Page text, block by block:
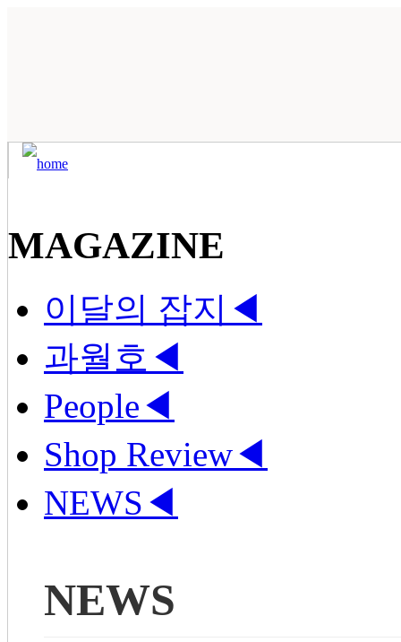
MAGAZINE
이달의 잡지 ◀
과월호 ◀
People◀
Shop Review◀
NEWS ◀
NEWS